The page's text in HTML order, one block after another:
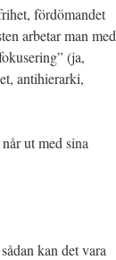
fördömandet
arbetar man med
(ja,
antihierarki,
ut med sina
kan det vara